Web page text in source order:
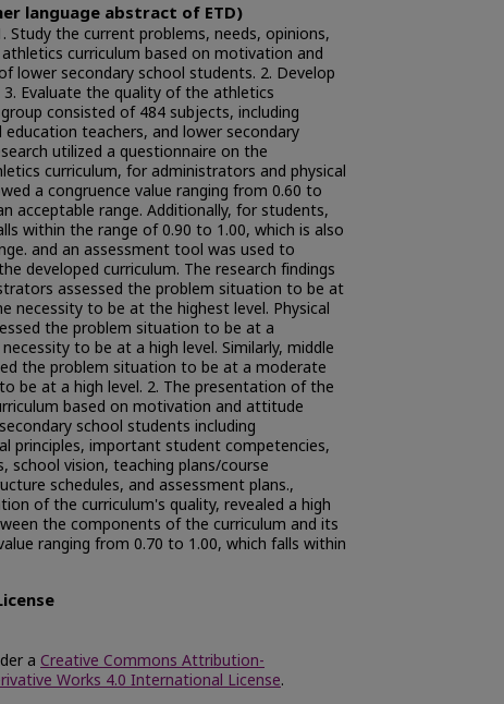
language abstract of ETD)
Study the current problems, needs, opinions,
curriculum based on motivation and
lower secondary school students. 2. Develop
Evaluate the quality of the athletics
consisted of 484 subjects, including
teachers, and lower secondary
utilized a questionnaire on the
curriculum, for administrators and physical
a congruence value ranging from 0.60 to
acceptable range. Additionally, for students,
within the range of 0.90 to 1.00, which is also
and an assessment tool was used to
developed curriculum. The research findings
assessed the problem situation to be at
necessity to be at the highest level. Physical
the problem situation to be at a
to be at a high level. Similarly, middle
the problem situation to be at a moderate
be at a high level. 2. The presentation of the
based on motivation and attitude
school students including
principles, important student competencies,
school vision, teaching plans/course
schedules, and assessment plans.,
of the curriculum's quality, revealed a high
the components of the curriculum and its
ranging from 0.70 to 1.00, which falls within
a Creative Commons Attribution-
Works 4.0 International License.